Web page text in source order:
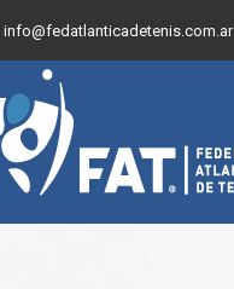
info@fedatlanticadetenis.com.ar